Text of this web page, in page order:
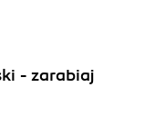
- zarabiaj